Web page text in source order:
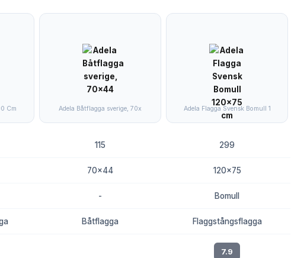
Cm Adela Båtflagga sverige, 70x Adela Flagga Svensk Bomull 1
115 299
70x44 120x75
- Bomull
Båtflagga Flaggstångsflagga
7.9